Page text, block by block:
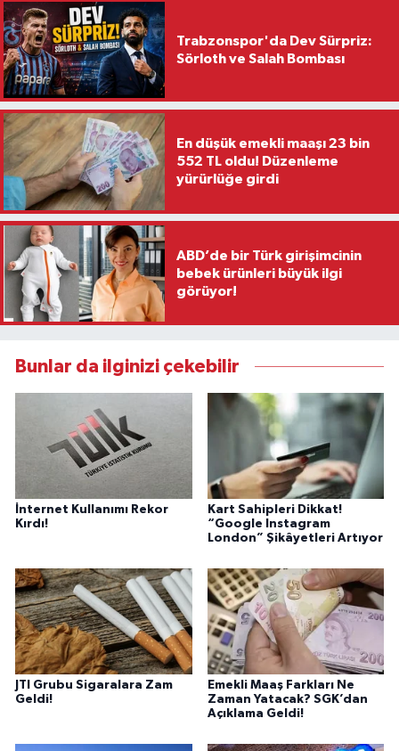
Trabzonspor'da Dev Sürpriz:
Sörloth ve Salah Bombası
En düşük emekli maaşı 23 bin
552 TL oldu! Düzenleme
yürürlüğe girdi
ABD’de bir Türk girişimcinin
bebek ürünleri büyük ilgi
görüyor!
Bunlar da ilginizi çekebilir
İnternet Kullanımı Rekor
Kırdı!
Kart Sahipleri Dikkat!
“Google Instagram
London” Şikâyetleri Artıyor
JTI Grubu Sigaralara Zam
Geldi!
Emekli Maaş Farkları Ne
Zaman Yatacak? SGK’dan
Açıklama Geldi!